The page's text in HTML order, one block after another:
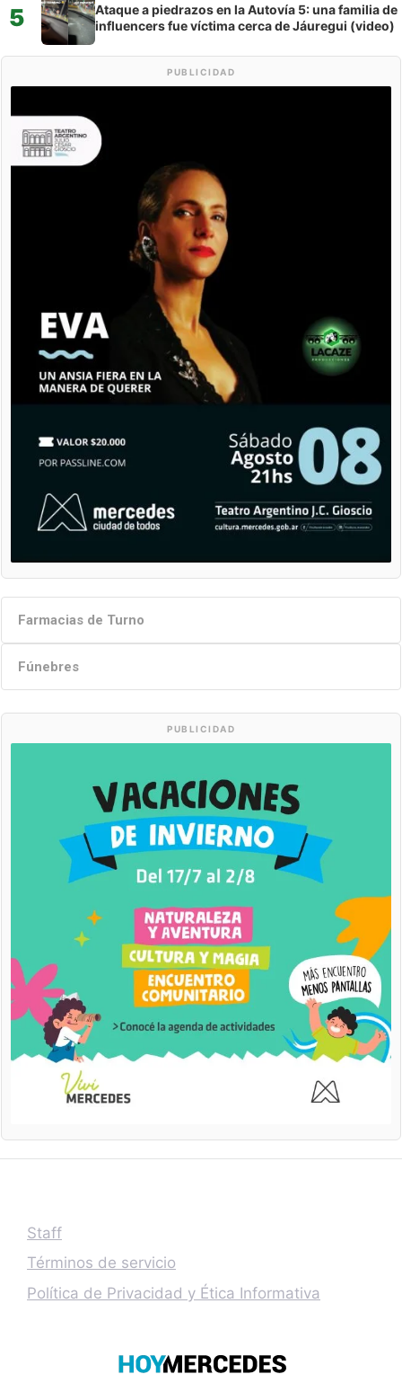
5
Ataque a piedrazos en la Autovía 5: una familia de
influencers fue víctima cerca de Jáuregui (video)
PUBLICIDAD
Farmacias de Turno
Fúnebres
PUBLICIDAD
Staff
Términos de servicio
Política de Privacidad y Ética Informativa